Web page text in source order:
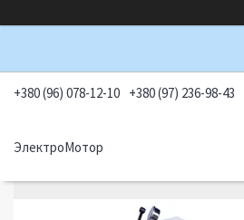
+380 (96) 078-12-10 +380 (97) 236-98-43
ЭлектроМотор